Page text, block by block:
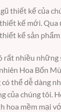
thiết kế của
kế mới. Qua
kế sản
nhiều những
Hoa Bốn
có thể dễ dàng
của chúng tôi.
hoa mềm mại